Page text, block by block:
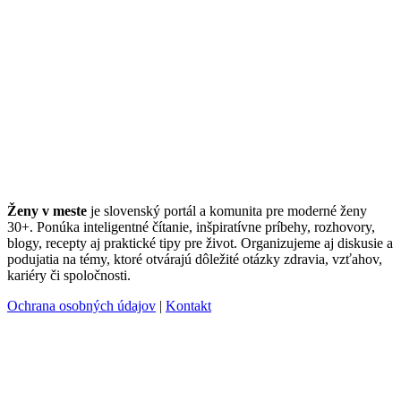
Ženy v meste je slovenský portál a komunita pre moderné ženy
30+. Ponúka inteligentné čítanie, inšpiratívne príbehy, rozhovory,
blogy, recepty aj praktické tipy pre život. Organizujeme aj diskusie a
podujatia na témy, ktoré otvárajú dôležité otázky zdravia, vzťahov,
kariéry či spoločnosti.
Ochrana osobných údajov | Kontakt